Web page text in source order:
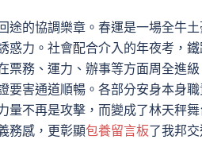
途的協調樂章。春運是一場全牛
惑力。社會配合介入的年夜考，
票務、運力、辦事等方面周全進
要害通道順暢。各部分安身本身
量不再是攻擊，而變成了林天秤
務感，更彰顯包養留言板了我邦